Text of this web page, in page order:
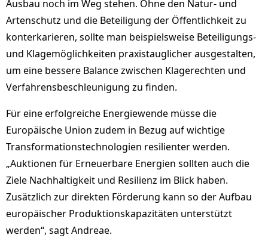
Ausbau noch im Weg stehen. Ohne den Natur- und
Artenschutz und die Beteiligung der Öffentlichkeit zu
konterkarieren, sollte man beispielsweise Beteiligungs-
und Klagemöglichkeiten praxistauglicher ausgestalten,
um eine bessere Balance zwischen Klagerechten und
Verfahrensbeschleunigung zu finden.
Für eine erfolgreiche Energiewende müsse die
Europäische Union zudem in Bezug auf wichtige
Transformationstechnologien resilienter werden.
„Auktionen für Erneuerbare Energien sollten auch die
Ziele Nachhaltigkeit und Resilienz im Blick haben.
Zusätzlich zur direkten Förderung kann so der Aufbau
europäischer Produktionskapazitäten unterstützt
werden“, sagt Andreae.